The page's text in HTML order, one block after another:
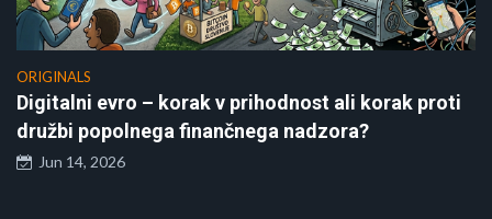
ORIGINALS
Digitalni evro – korak v prihodnost ali korak proti
družbi popolnega finančnega nadzora?
Jun 14, 2026